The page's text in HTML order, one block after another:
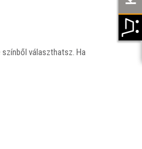
színből választhatsz. Ha